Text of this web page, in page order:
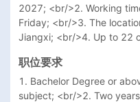
2027; <br/>2. Working
Friday; <br/>3. The
Jiangxi; <br/>4. Up to 22
职位要求
1. Bachelor Degree or
subject; <br/>2. Two